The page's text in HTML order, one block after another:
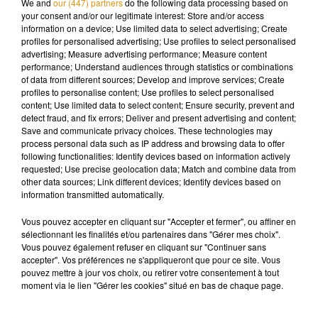
les circonstances du drame.
Musique
7 août 2026
Madonna sort enfin le remix de « Love
Sensation » avec Kylie Minogue
7 août 2026
Angèle et Amélie Lens dévoilent leur
collaboration tant attendue
your consent and/or our legitimate interest: Store and/or access
information on a device; Use limited data to select advertising; Create
profiles for personalised advertising; Use profiles to select personalised
advertising; Measure advertising performance; Measure content
performance; Understand audiences through statistics or combinations
of data from different sources; Develop and improve services; Create
profiles to personalise content; Use profiles to select personalised
content; Use limited data to select content; Ensure security, prevent and
detect fraud, and fix errors; Deliver and present advertising and content;
Save and communicate privacy choices. These technologies may
process personal data such as IP address and browsing data to offer
following functionalities: Identify devices based on information actively
requested; Use precise geolocation data; Match and combine data from
other data sources; Link different devices; Identify devices based on
information transmitted automatically.
Vous pouvez accepter en cliquant sur "Accepter et fermer", ou affiner en
sélectionnant les finalités et/ou partenaires dans "Gérer mes choix".
Vous pouvez également refuser en cliquant sur "Continuer sans
accepter". Vos préférences ne s'appliqueront que pour ce site. Vous
pouvez mettre à jour vos choix, ou retirer votre consentement à tout
moment via le lien "Gérer les cookies" situé en bas de chaque page.